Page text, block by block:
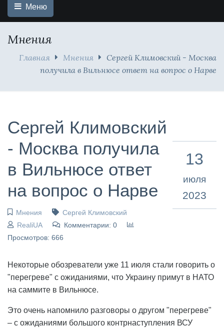
Меню
Мнения
Главная Мнения
Сергей Климовский - Москва
получила в Вильнюсе ответ на вопрос о Нарве
Сергей Климовский
- Москва получила
в Вильнюсе ответ
на вопрос о Нарве
Мнения
Сергей Климовский
RealiUA
Комментарии: 0
Просмотров: 666
13
июля
2023
Некоторые обозреватели уже 11 июля стали говорить о
"перегреве" с ожиданиями, что Украину примут в НАТО
на саммите в Вильнюсе.
Это очень напомнило разговоры о другом "перегреве"
– с ожиданиями большого контрнаступления ВСУ